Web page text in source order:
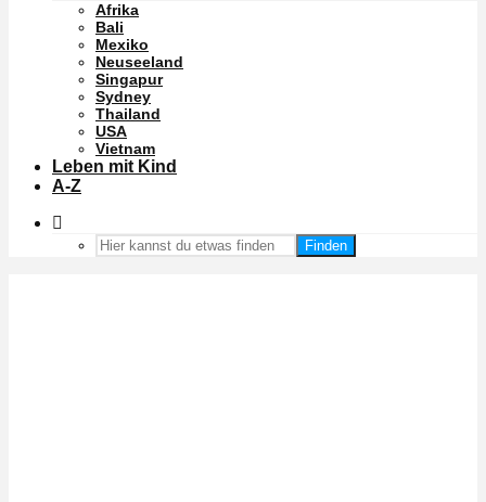
Afrika
Bali
Mexiko
Neuseeland
Singapur
Sydney
Thailand
USA
Vietnam
Leben mit Kind
A-Z
Finden